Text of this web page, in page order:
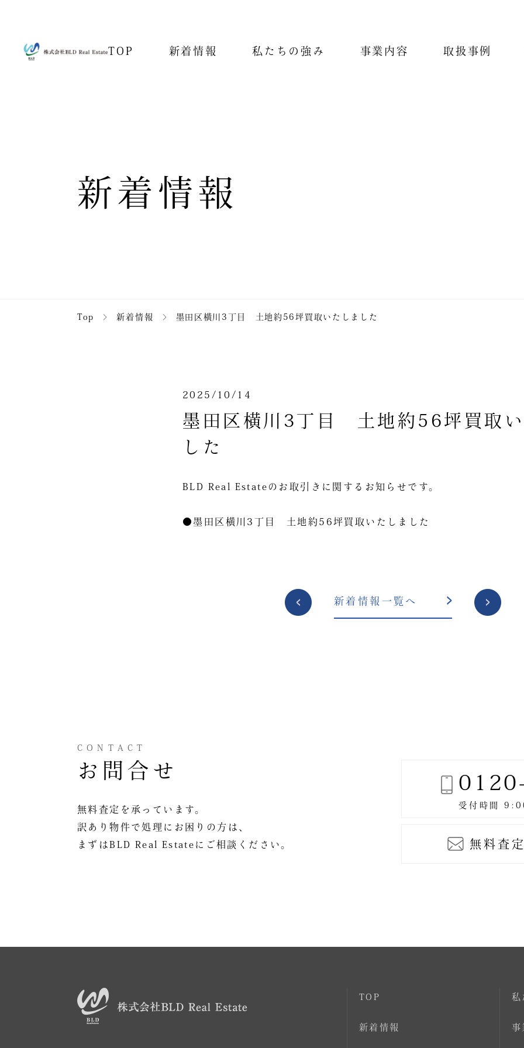
TOP 新着情報 私たちの強み 事業内容 取扱事例
新着情報
Top ＞ 新着情報 ＞ 墨田区横川3丁目 土地約56坪買取いたしました
2025/10/14
墨田区横川3丁目 土地約56坪買取い
した
BLD Real Estateのお取引きに関するお知らせです。
●墨田区横川3丁目 土地約56坪買取いたしました
投
稿
新着情報一覧へ
CONTACT
お問合せ
無料査定を承っています。
訳あり物件で処理にお困りの方は、
まずはBLD Real Estateにご相談ください。
無料査
TOP
新着情報
私
事